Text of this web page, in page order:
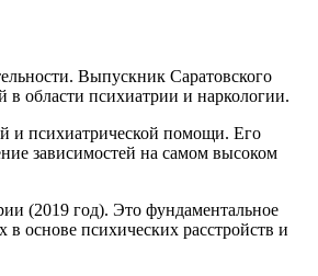
Выпускник Саратовского
области психиатрии и наркологии.
и психиатрической помощи. Его
зависимостей на самом высоком
(2019 год). Это фундаментальное
основе психических расстройств и